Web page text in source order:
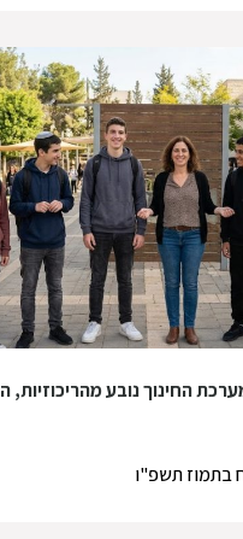
החינוך נובע מהריכוזיות,
בתמוז תשפ"ו